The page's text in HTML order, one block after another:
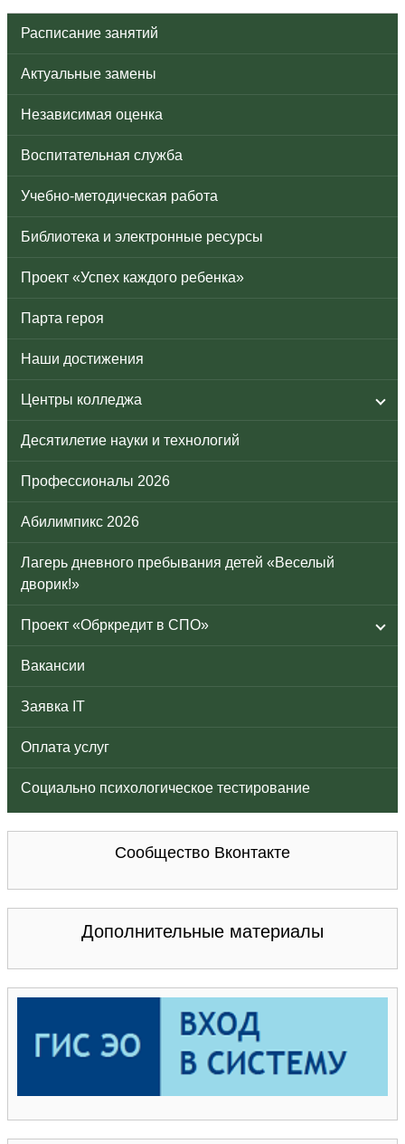
Расписание занятий
Актуальные замены
Независимая оценка
Воспитательная служба
Учебно-методическая работа
Библиотека и электронные ресурсы
Проект «Успех каждого ребенка»
Парта героя
Наши достижения
Центры колледжа
Десятилетие науки и технологий
Профессионалы 2026
Абилимпикс 2026
Лагерь дневного пребывания детей «Веселый
дворик!»
Проект «Обркредит в СПО»
Вакансии
Заявка IT
Оплата услуг
Социально психологическое тестирование
Сообщество Вконтакте
Дополнительные материалы